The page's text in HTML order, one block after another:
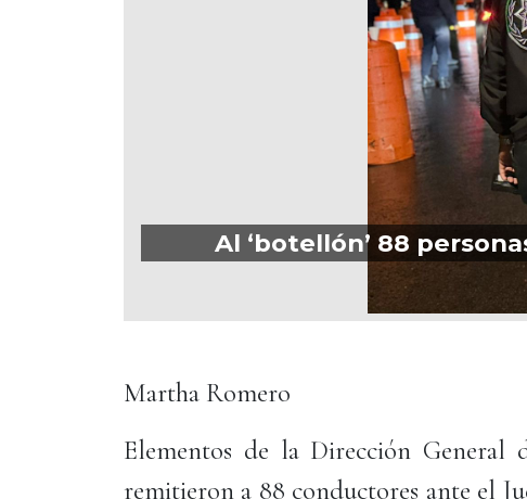
Al ‘botellón’ 88
Martha Romero
Elementos de la Dirección General
remitieron a 88 conductores ante el